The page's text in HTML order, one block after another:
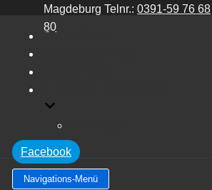
Magdeburg Telnr.:0391-59 76 68
80
STARTSEITE
Facebook
Navigations-Menü